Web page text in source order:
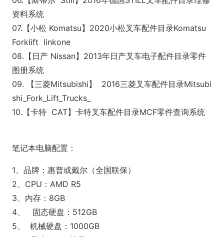
资料系统
07.【小松 Komatsu】2020小松叉车配件目录Komatsu
Forklift linkone
08.【日产 Nissan】2013年日产叉车电子配件目录零件
图册系统
09. 【三菱Mitsubishi】 2016三菱叉车配件目录Mitsubi
shi_Fork_Lift_Trucks_
10.【卡特 CAT】卡特叉车配件目录MCF零件查询系统
笔记本电脑配置：
1、品牌：惠普或戴尔（全国联保）
2、CPU：AMD R5
3、内存：8GB
4、 固态硬盘：512GB
5、 机械硬盘：1000GB